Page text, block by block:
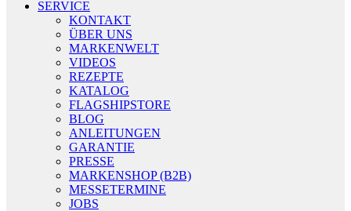
SERVICE
KONTAKT
ÜBER UNS
MARKENWELT
VIDEOS
REZEPTE
KATALOG
FLAGSHIPSTORE
BLOG
ANLEITUNGEN
GARANTIE
PRESSE
MARKENSHOP (B2B)
MESSETERMINE
JOBS